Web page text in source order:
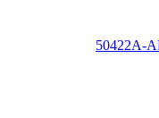
50422A-